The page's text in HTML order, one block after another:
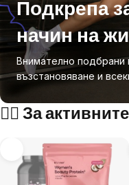
Подкрепа
начин на
Внимателно подбрани
възстановяване и
🏃‍♀️ За